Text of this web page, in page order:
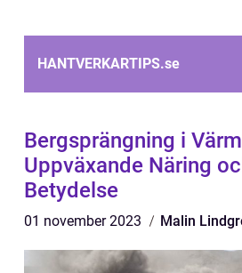
HANTVERKARTIPS.se
Bergsprängning i
Uppväxande Näring
Betydelse
01 november 2023 Malin